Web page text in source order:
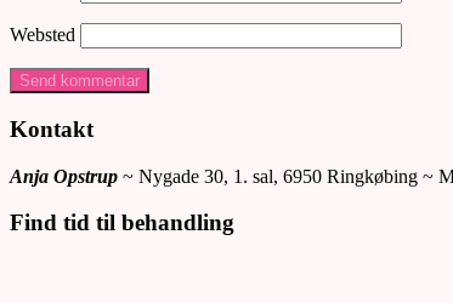
Websted
Kontakt
Anja Opstrup ~ Nygade 30, 1. sal, 6950 Ringkøbing ~
Find tid til behandling